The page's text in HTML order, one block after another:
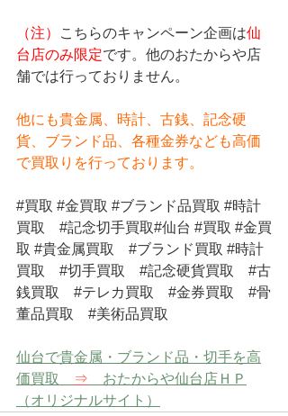
（注） こちらのキャンペーン企画は仙
台店のみ限定です。他のおたからや店
舗では行っておりません。
他にも貴金属、時計、古銭、記念硬
貨、ブランド品、各種金券なども高価
で買取りを行っております。
#買取 #金買取 #ブランド品買取 #時計
買取
#記念切手買取#仙台 #買取 #金買
取 #貴金属買取 #ブランド買取 #時計
買取
#切手買取 #記念硬貨買取
#古
銭買取
#テレカ買取 #金券買取
#骨
董品買取
#美術品買取
仙台で貴金属・ブランド品・切手を高
価買取
⇒ おたからや仙台店ＨＰ
（オリジナルサイト）